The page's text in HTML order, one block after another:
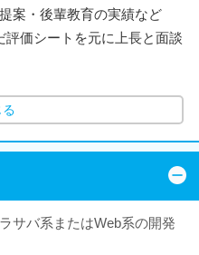
案・後輩教育の実績など
評価シートを元に上長と面談
る
サバ系またはWeb系の開発